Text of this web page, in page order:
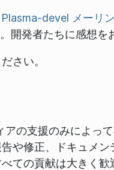
Plasma-devel メーリ
開発者たちに感想を
さい。
の支援のみによっ
や修正、ドキュメ
ての貢献は大きく